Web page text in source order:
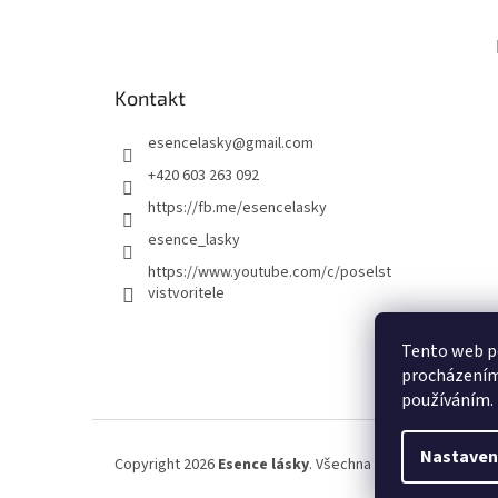
Tento web
používáním.
Kontakt
esencelasky@gmail.com
+420 603 263 092
https://fb.me/esencelasky
esence_lasky
https://www.youtube.com/c/poselst
vistvoritele
Copyright 2026 Esence lásky. Všechna práva vyhrazena.